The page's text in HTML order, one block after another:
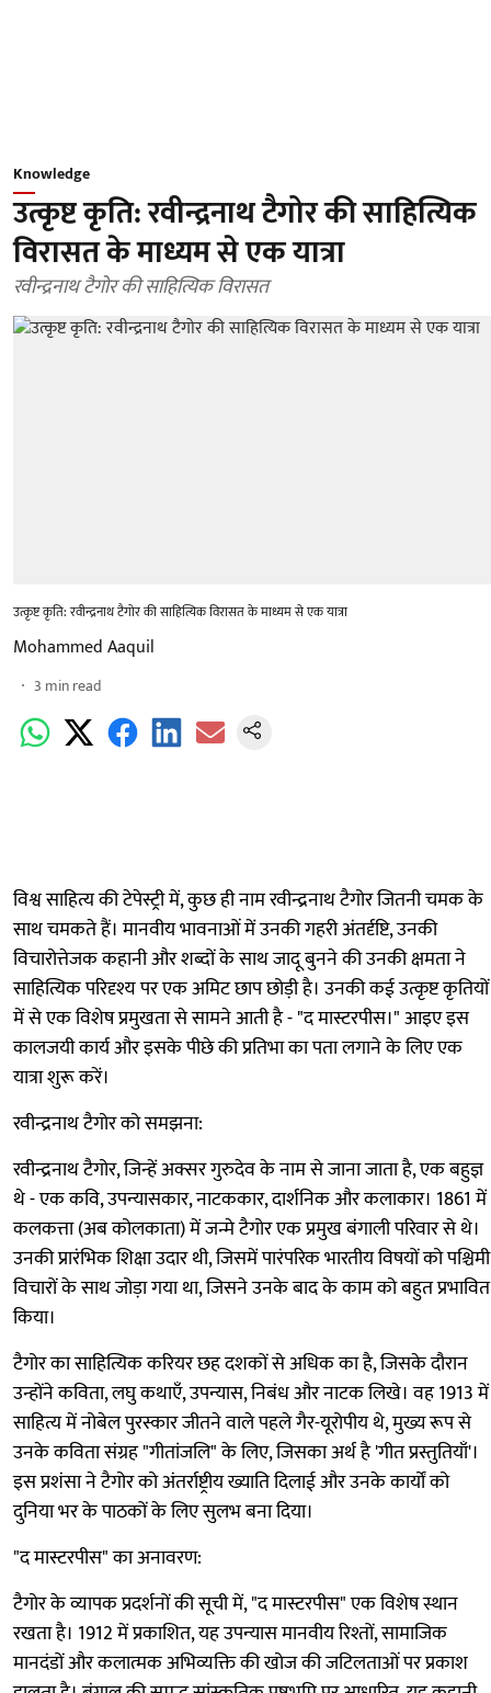
Knowledge
उत्कृष्ट कृति: रवीन्द्रनाथ टैगोर की साहित्यिक
विरासत के माध्यम से एक यात्रा
रवीन्द्रनाथ टैगोर की साहित्यिक विरासत
उत्कृष्ट कृति: रवीन्द्रनाथ टैगोर की साहित्यिक विरासत के माध्यम से एक यात्रा
Mohammed Aaquil
3 min read
विश्व साहित्य की टेपेस्ट्री में, कुछ ही नाम रवीन्द्रनाथ टैगोर जितनी चमक के
साथ चमकते हैं। मानवीय भावनाओं में उनकी गहरी अंतर्दृष्टि, उनकी
विचारोत्तेजक कहानी और शब्दों के साथ जादू बुनने की उनकी क्षमता ने
साहित्यिक परिदृश्य पर एक अमिट छाप छोड़ी है। उनकी कई उत्कृष्ट कृतियों
में से एक विशेष प्रमुखता से सामने आती है - "द मास्टरपीस।" आइए इस
कालजयी कार्य और इसके पीछे की प्रतिभा का पता लगाने के लिए एक
यात्रा शुरू करें।
रवीन्द्रनाथ टैगोर को समझना:
रवीन्द्रनाथ टैगोर, जिन्हें अक्सर गुरुदेव के नाम से जाना जाता है, एक बहुज्ञ
थे - एक कवि, उपन्यासकार, नाटककार, दार्शनिक और कलाकार। 1861 में
कलकत्ता (अब कोलकाता) में जन्मे टैगोर एक प्रमुख बंगाली परिवार से थे।
उनकी प्रारंभिक शिक्षा उदार थी, जिसमें पारंपरिक भारतीय विषयों को पश्चिमी
विचारों के साथ जोड़ा गया था, जिसने उनके बाद के काम को बहुत प्रभावित
किया।
टैगोर का साहित्यिक करियर छह दशकों से अधिक का है, जिसके दौरान
उन्होंने कविता, लघु कथाएँ, उपन्यास, निबंध और नाटक लिखे। वह 1913 में
साहित्य में नोबेल पुरस्कार जीतने वाले पहले गैर-यूरोपीय थे, मुख्य रूप से
उनके कविता संग्रह "गीतांजलि" के लिए, जिसका अर्थ है 'गीत प्रस्तुतियाँ'।
इस प्रशंसा ने टैगोर को अंतर्राष्ट्रीय ख्याति दिलाई और उनके कार्यों को
दुनिया भर के पाठकों के लिए सुलभ बना दिया।
"द मास्टरपीस" का अनावरण:
टैगोर के व्यापक प्रदर्शनों की सूची में, "द मास्टरपीस" एक विशेष स्थान
रखता है। 1912 में प्रकाशित, यह उपन्यास मानवीय रिश्तों, सामाजिक
मानदंडों और कलात्मक अभिव्यक्ति की खोज की जटिलताओं पर प्रकाश